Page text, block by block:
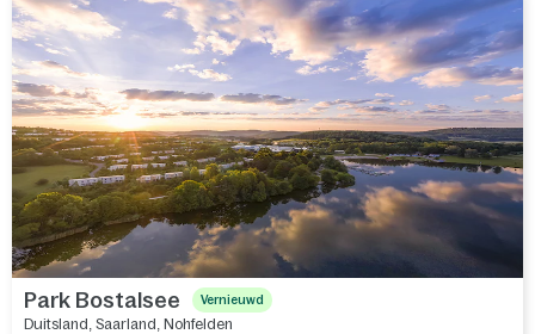
Park Bostalsee Vernieuwd
Duitsland , Saarland , Nohfelden